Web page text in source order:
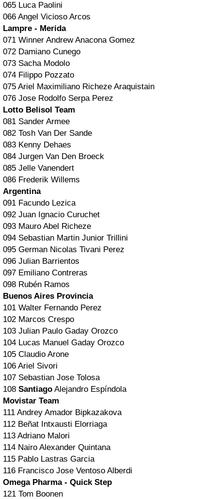
065 Luca Paolini
066 Angel Vicioso Arcos
Lampre - Merida
071 Winner Andrew Anacona Gomez
072 Damiano Cunego
073 Sacha Modolo
074 Filippo Pozzato
075 Ariel Maximiliano Richeze Araquistain
076 Jose Rodolfo Serpa Perez
Lotto Belisol Team
081 Sander Armee
082 Tosh Van Der Sande
083 Kenny Dehaes
084 Jurgen Van Den Broeck
085 Jelle Vanendert
086 Frederik Willems
Argentina
091 Facundo Lezica
092 Juan Ignacio Curuchet
093 Mauro Abel Richeze
094 Sebastian Martin Junior Trillini
095 German Nicolas Tivani Perez
096 Julian Barrientos
097 Emiliano Contreras
098 Rubén Ramos
Buenos Aires Provincia
101 Walter Fernando Perez
102 Marcos Crespo
103 Julian Paulo Gaday Orozco
104 Lucas Manuel Gaday Orozco
105 Claudio Arone
106 Ariel Sivori
107 Sebastian Jose Tolosa
108 Santiago Alejandro Espíndola
Movistar Team
111 Andrey Amador Bipkazakova
112 Beñat Intxausti Elorriaga
113 Adriano Malori
114 Nairo Alexander Quintana
115 Pablo Lastras Garcia
116 Francisco Jose Ventoso Alberdi
Omega Pharma - Quick Step
121 Tom Boonen